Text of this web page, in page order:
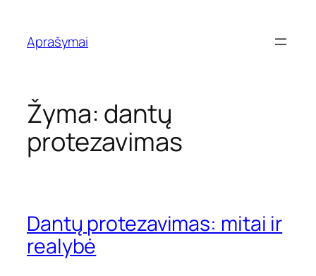
turinio
Aprašymai
Žyma: dantų
protezavimas
Dantų protezavimas: mitai ir
realybė